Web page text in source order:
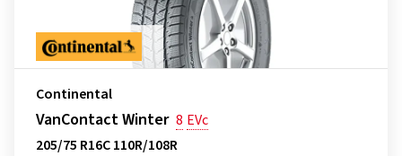
Continental
VanContact Winter 8 EVc
205/75 R16C 110R/108R